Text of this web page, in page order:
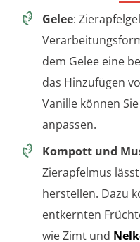
Gelee:
dem Gelee eine
das Hinzufügen
Vanille können
anpassen.
Kompott und
Zierapfelmus
herstellen. Dazu
entkernten
wie Zimt und